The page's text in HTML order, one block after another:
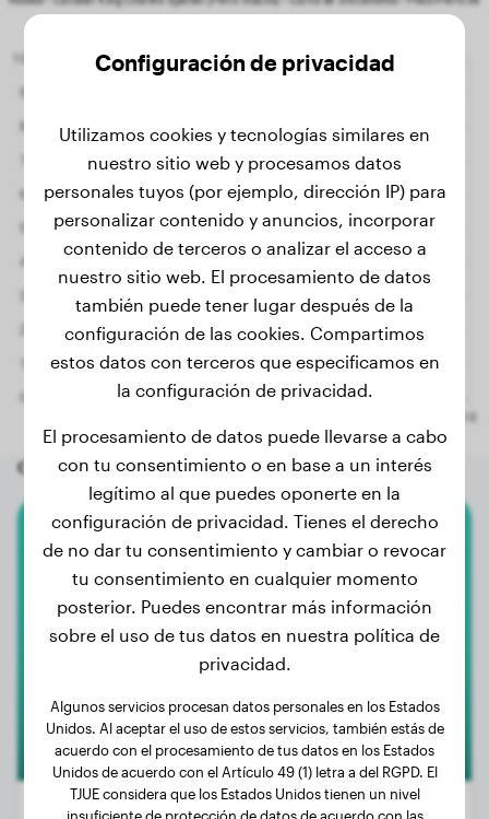
Otros perros aleatorios
Caniche Miniatura
Gaston
Configuración de privacidad
Utilizamos cookies y tecnologías similares en
nuestro sitio web y procesamos datos
personales tuyos (por ejemplo, dirección IP) para
personalizar contenido y anuncios, incorporar
contenido de terceros o analizar el acceso a
nuestro sitio web. El procesamiento de datos
también puede tener lugar después de la
configuración de las cookies. Compartimos
estos datos con terceros que especificamos en
la configuración de privacidad.
El procesamiento de datos puede llevarse a cabo
con tu consentimiento o en base a un interés
legítimo al que puedes oponerte en la
configuración de privacidad. Tienes el derecho
de no dar tu consentimiento y cambiar o revocar
tu consentimiento en cualquier momento
posterior. Puedes encontrar más información
sobre el uso de tus datos en nuestra política de
privacidad.
Algunos servicios procesan datos personales en los Estados
Unidos. Al aceptar el uso de estos servicios, también estás de
acuerdo con el procesamiento de tus datos en los Estados
Unidos de acuerdo con el Artículo 49 (1) letra a del RGPD. El
TJUE considera que los Estados Unidos tienen un nivel
insuficiente de protección de datos de acuerdo con las